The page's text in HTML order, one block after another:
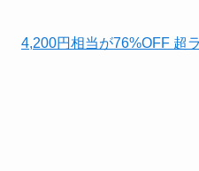
4,200円相当が76%OFF 超